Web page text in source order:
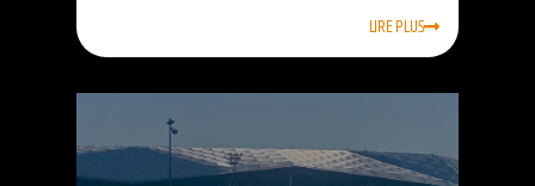
LIRE PLUS